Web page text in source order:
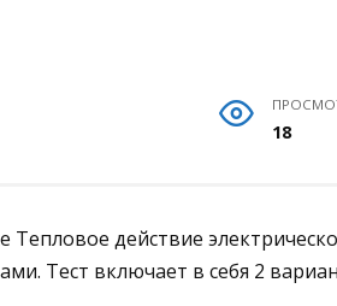
18
Тепловое действие
Тест включает в себя 2